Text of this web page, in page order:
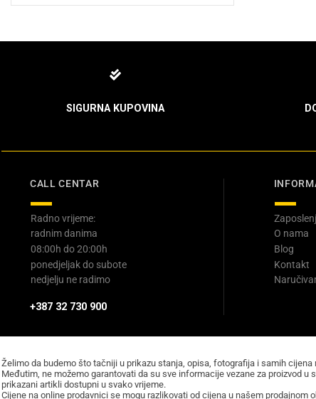
SIGURNA KUPOVINA
CALL CENTAR
Radno vrijeme:
radnim danima
08:00h do 20:00h
ponedjeljak do subote
nedjelju ne radimo
+387 32 730 900
O nama
Blog
Kontakt
Želimo da budemo što tačniji u prikazu stanja, opisa, fotografija i samih cijena
Međutim, ne možemo garantovati da su sve informacije vezane za proizvod u
prikazani artikli dostupni u svako vrijeme.
Cijene na online prodavnici se mogu razlikovati od cijena u našem prodajnom